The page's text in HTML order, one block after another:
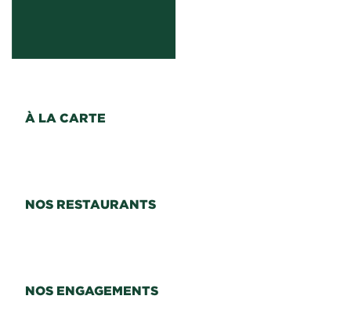
À LA CARTE
NOS RESTAURANTS
NOS ENGAGEMENTS